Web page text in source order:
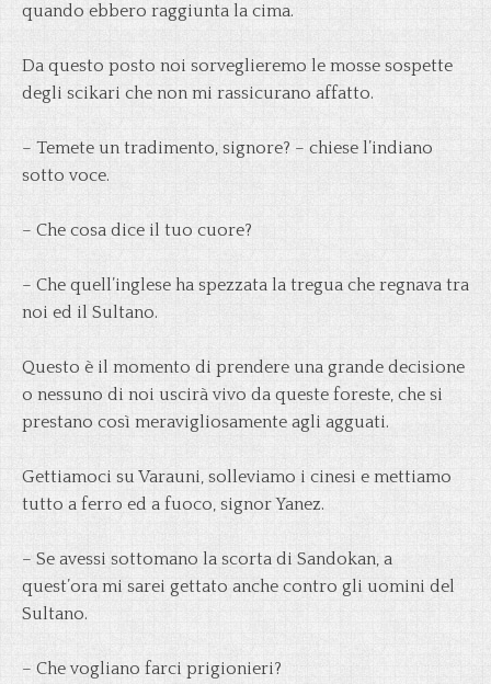
quando ebbero raggiunta la cima.
Da questo posto noi sorveglieremo le mosse sospette
degli scikari che non mi rassicurano affatto.
– Temete un tradimento, signore? – chiese l’indiano
sotto voce.
– Che cosa dice il tuo cuore?
– Che quell’inglese ha spezzata la tregua che regnava tra
noi ed il Sultano.
Questo è il momento di prendere una grande decisione
o nessuno di noi uscirà vivo da queste foreste, che si
prestano così meravigliosamente agli agguati.
Gettiamoci su Varauni, solleviamo i cinesi e mettiamo
tutto a ferro ed a fuoco, signor Yanez.
– Se avessi sottomano la scorta di Sandokan, a
quest’ora mi sarei gettato anche contro gli uomini del
Sultano.
– Che vogliano farci prigionieri?